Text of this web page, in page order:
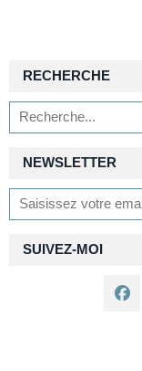
NEWSLETTER
SUIVEZ-MOI
RECHERCHE